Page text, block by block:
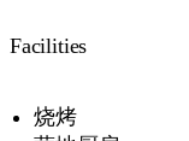
Facilities
烧烤